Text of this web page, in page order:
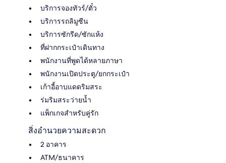
บริการจองทัวร์/ตั๋ว
บริการรถลิมูซีน
บริการซักรีด/ซักแห้ง
ที่ฝากกระเป๋าเดินทาง
พนักงานที่พูดได้หลายภาษา
พนักงานเปิดประตู/ยกกระเป๋า
เก้าอี้อาบแดดริมสระ
ร่มริมสระว่ายน้ำ
แพ็กเกจสำหรับคู่รัก
สิ่งอำนวยความสะดวก
2 อาคาร
ATM/ธนาคาร